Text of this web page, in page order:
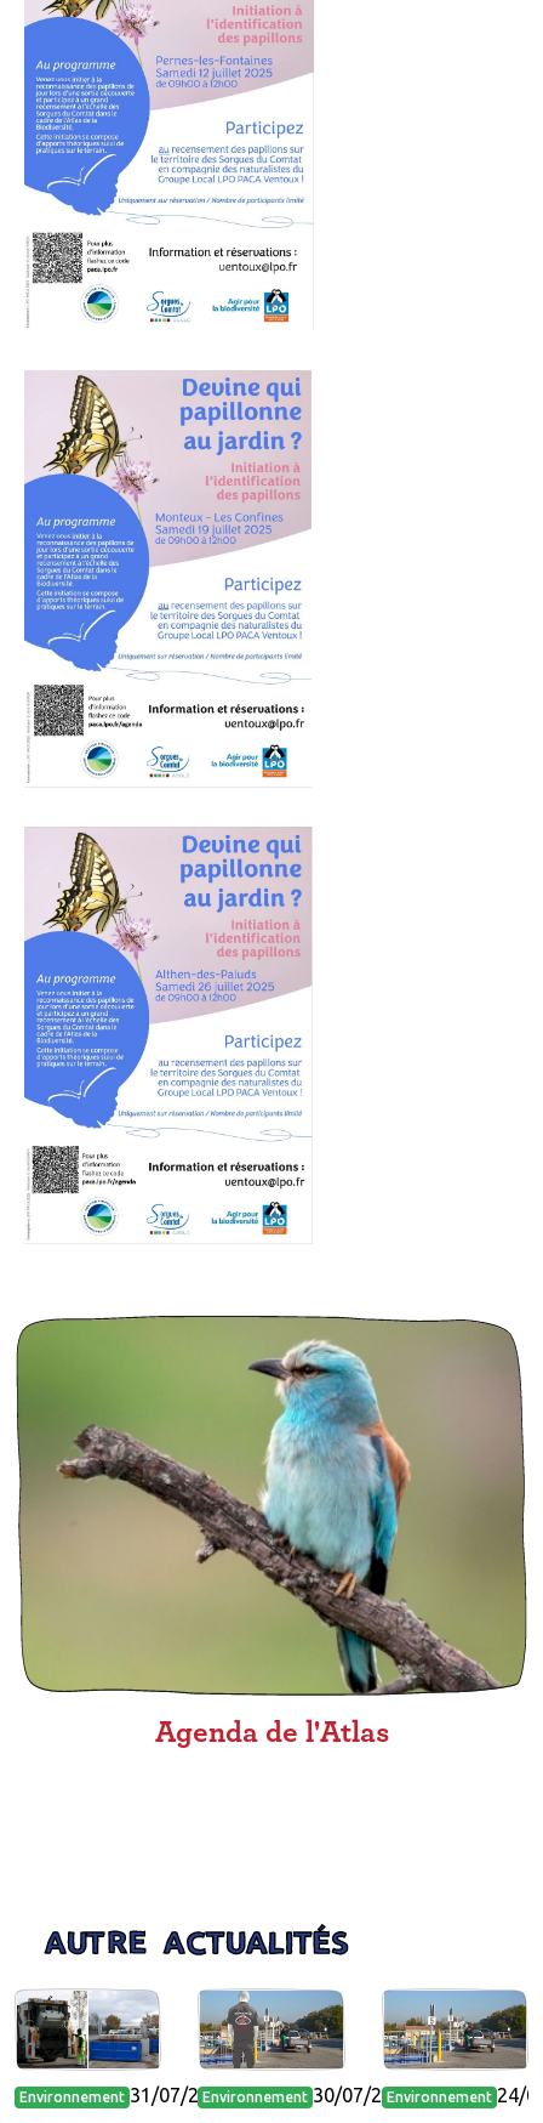
Agenda de l'Atlas
AUTRE ACTUALITÉS
Environnement 31/07/2026Environnement 30/07/2026Environnement 24/